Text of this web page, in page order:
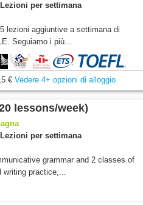
per settimana
lezioni aggiuntive a settimana di
Seguiamo i più...
€ Vedere 4+ opzioni di alloggio
lessons/week)
per settimana
grammar and 2 classes of
writing practice,...